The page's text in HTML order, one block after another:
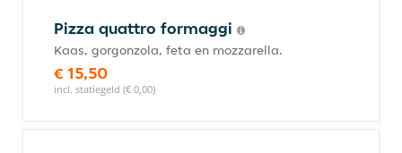
Pizza quattro formaggi
Kaas, gorgonzola, feta en mozzarella.
€ 15,50
incl. statiegeld (€ 0,00)